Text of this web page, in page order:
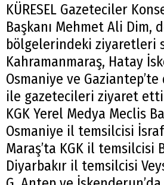
KÜRESEL Gazeteciler
Başkanı Mehmet Ali Dim,
bölgelerindeki ziyaretleri
Kahramanmaraş, Hatay
Osmaniye ve
ile gazetecileri ziyaret etti.
KGK Yerel Medya Meclis
Osmaniye il temsilcisi
Maraş’ta KGK il temsilcisi
Diyarbakır il temsilcisi